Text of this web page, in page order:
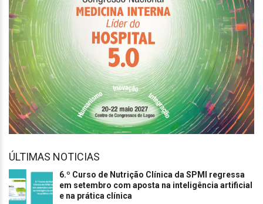
ÚLTIMAS NOTICIAS
6.º Curso de Nutrição Clínica da SPMI regressa
em setembro com aposta na inteligência artificial
e na prática clínica